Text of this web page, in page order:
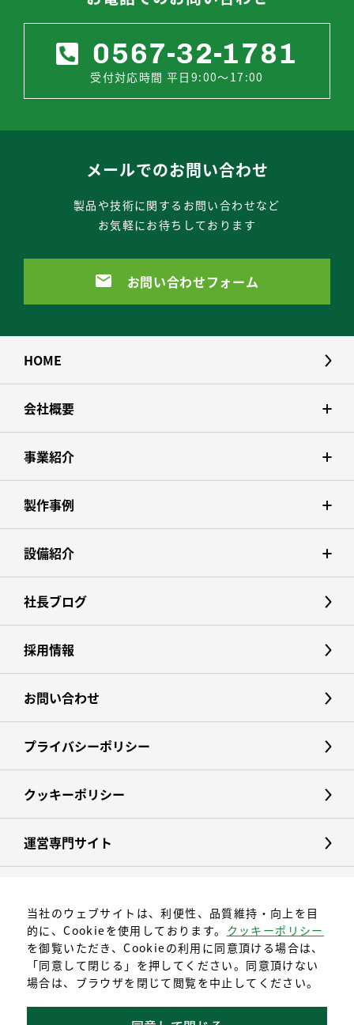
当社のウェブサイトは、利便性、品質維持・向上を目
的に、Cookieを使用しております。 クッキーポリシー
を御覧いただき、Cookieの利用に同意頂ける場合は、
「同意して閉じる」を押してください。同意頂けない
場合は、ブラウザを閉じて閲覧を中止してください。
0567-32-1781
受付対応時間 平日9:00～17:00
メールでのお問い合わせ
製品や技術に関するお問い合わせなど
お気軽にお待ちしております
お問い合わせフォーム
HOME
会社概要
事業紹介
製作事例
設備紹介
社長ブログ
採用情報
お問い合わせ
プライバシーポリシー
クッキーポリシー
運営専門サイト
〒496-0025
愛知県津島市中一色町字神明20番地